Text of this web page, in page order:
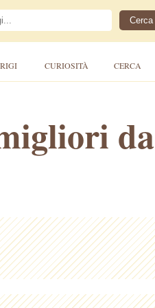
CURIOSITÀ CERCA
da